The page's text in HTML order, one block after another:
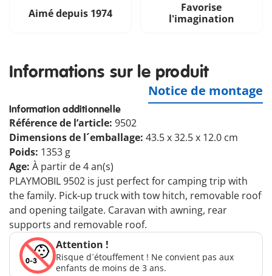
Aimé depuis 1974
Favorise
l'imagination
Informations sur le produit
Notice de montage
Information additionnelle
Référence de l’article: 9502
Dimensions de l´emballage: 43.5 x 32.5 x 12.0 cm
Poids: 1353 g
Age: À partir de 4 an(s)
PLAYMOBIL 9502 is just perfect for camping trip with
the family. Pick-up truck with tow hitch, removable roof
and opening tailgate. Caravan with awning, rear
supports and removable roof.
Attention !
Risque d´étouffement ! Ne convient pas aux
enfants de moins de 3 ans.